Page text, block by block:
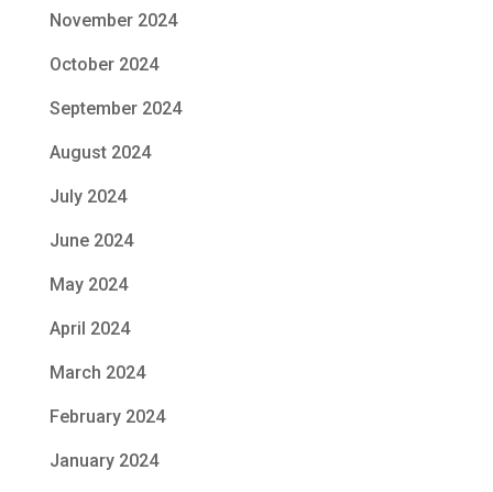
November 2024
October 2024
September 2024
August 2024
July 2024
June 2024
May 2024
April 2024
March 2024
February 2024
January 2024